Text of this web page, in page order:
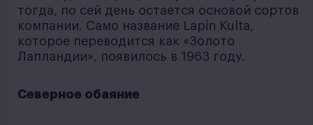
тогда, по сей день остается основой сортов
компании. Само название Lapin Kulta,
которое переводится как «Золото
Лапландии», появилось в 1963 году.
Северное обаяние